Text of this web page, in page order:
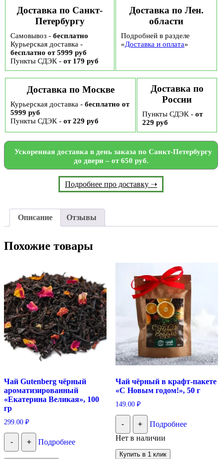
Доставка по Санкт-
Петербургу
Самовывоз - бесплатно
Курьерская доставка -
бесплатно от 5999 руб
Пункты СДЭК - от 179 руб
Доставка по Лен.
области
Подробней в разделе
«Доставка и оплата»
Доставка по Москве
Курьерская доставка - бесплатно от
5999 руб
Пункты СДЭК - от 229 руб
Доставка по
России
Пункты СДЭК - от
229 руб
Ускоренная доставка в день заказа по Санкт-Петербургу
до двери – от 650 руб.
Подробнее про доставку ➝
Описание Отзывы
Похожие товары
Чай Gutenberg чёрный
ароматизированный
«Екатерина Великая», 100
гр
299.00 ₽
- + Подробнее
Чай чёрный в крафт-пакете
«С Новым годом!», 50 г
149.00 ₽
- +
Подробнее
Нет в наличии
Купить в 1 клик